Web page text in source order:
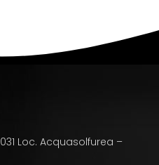
Loc. Acquasolfurea –